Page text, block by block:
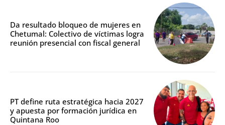
Da resultado bloqueo de mujeres en
Chetumal: Colectivo de víctimas logra
reunión presencial con fiscal general
PT define ruta estratégica hacia 2027
y apuesta por formación jurídica en
Quintana Roo